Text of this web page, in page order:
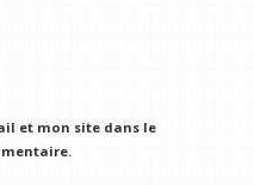
et mon site dans le